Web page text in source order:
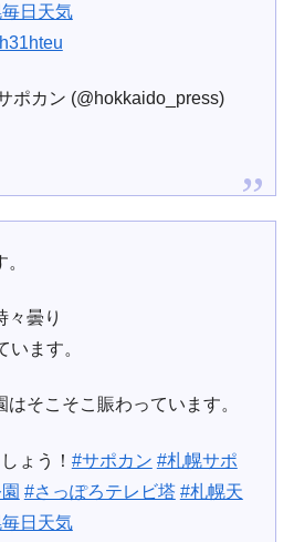
日天気
ポカン (@hokkaido_press)
々曇り
ます。
そこそこ賑わっています。
ょう！ #サポカン #札幌サポ
#さっぽろテレビ塔 #札幌天
日天気